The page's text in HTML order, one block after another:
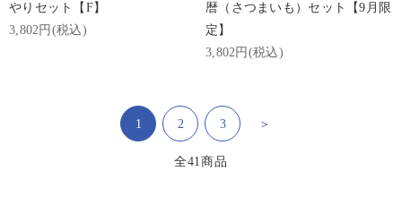
やりセット【F】
3,802円(税込)
暦（さつまいも）セット【9月限
定】
3,802円(税込)
1 2 3 ＞
全41商品